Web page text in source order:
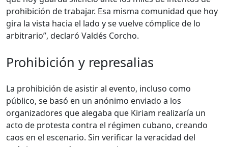
prohibición de trabajar. Esa misma comunidad que hoy
gira la vista hacia el lado y se vuelve cómplice de lo
arbitrario”, declaró Valdés Corcho.
Prohibición y represalias
La prohibición de asistir al evento, incluso como
público, se basó en un anónimo enviado a los
organizadores que alegaba que Kiriam realizaría un
acto de protesta contra el régimen cubano, creando
caos en el escenario. Sin verificar la veracidad del